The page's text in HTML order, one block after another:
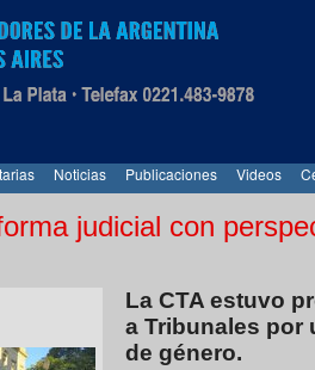
Noticias Publicaciones Videos
judicial con
La CTA estuvo
a Tribunales por
de género.